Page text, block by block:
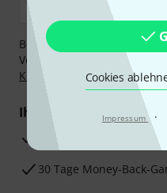
Cookies
Impressum ·
Bezahlen Sie vertraulich
Vorkasse, PayPal, Amazon
Klarna Ratenzahlungoder
Ihre Vorteile
3 Jahre Thomann
30 Tage Money-Back-